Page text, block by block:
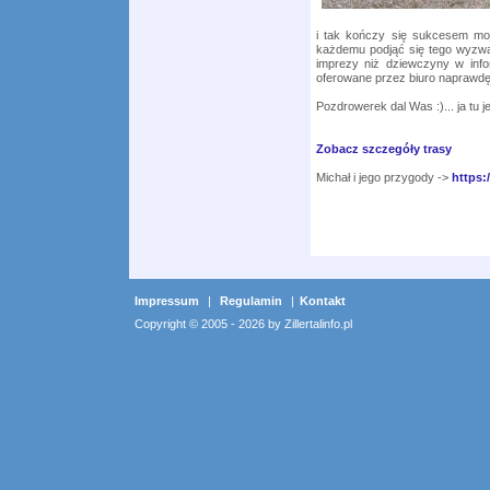
i tak kończy się sukcesem
każdemu podjąć się tego
imprezy niż dziewczyny w
oferowane przez biuro
Pozdrowerek dal Was :)... ja tu
Zobacz szczegóły trasy
Michał i jego przygody ->
Impressum | Regulamin | Kontakt
Copyright © 2005 - 2026 by Zillertalinfo.pl